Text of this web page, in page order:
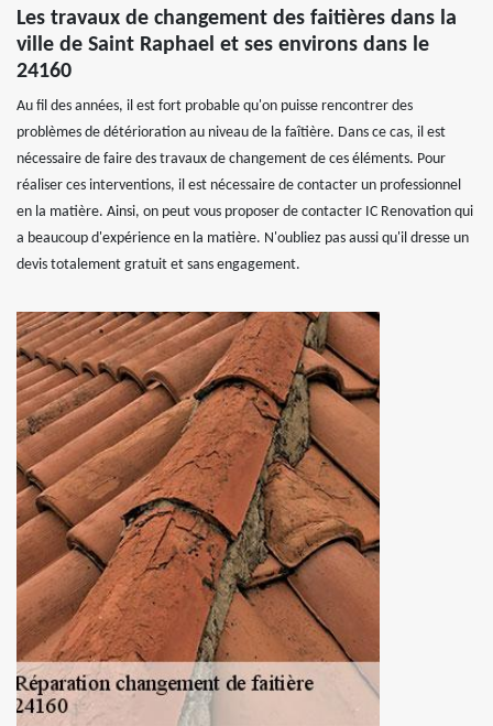
Les travaux de changement des faitières dans la
ville de Saint Raphael et ses environs dans le
24160
Au fil des années, il est fort probable qu'on puisse rencontrer des
problèmes de détérioration au niveau de la faîtière. Dans ce cas, il est
nécessaire de faire des travaux de changement de ces éléments. Pour
réaliser ces interventions, il est nécessaire de contacter un professionnel
en la matière. Ainsi, on peut vous proposer de contacter IC Renovation qui
a beaucoup d'expérience en la matière. N'oubliez pas aussi qu'il dresse un
devis totalement gratuit et sans engagement.